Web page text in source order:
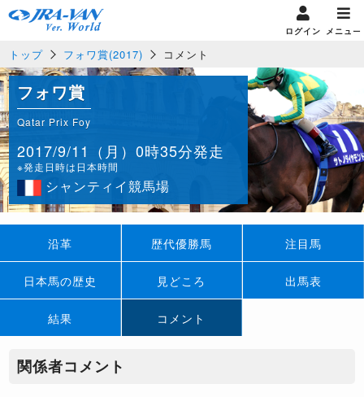
ログイン メニュー
トップ フォワ賞(2017) コメント
フォワ賞
Qatar Prix Foy
2017/9/11（月）0時35分発走
※発走日時は日本時間
シャンティイ競馬場
沿革 歴代優勝馬 注目馬
日本馬の歴史 見どころ 出馬表
結果 コメント
関係者コメント